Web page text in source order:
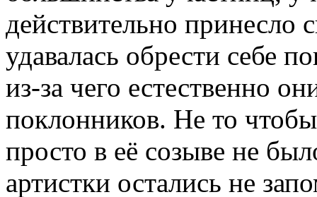
действительно
удавалась обрести себе
из-за чего естественно
поклонников. Не то
просто в её созыве не
артистки остались не